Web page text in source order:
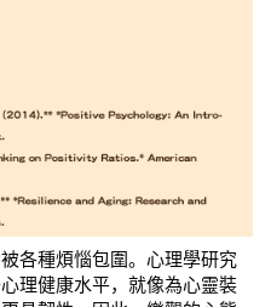
各種煩惱包圍。心理學研究
理健康水平，就像為心靈裝